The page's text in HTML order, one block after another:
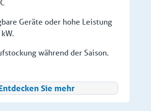
Geräte oder hohe Leistung
während der Saison.
Sie mehr